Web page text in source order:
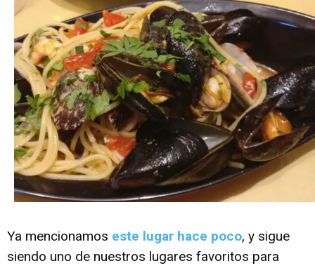
Ya mencionamos este lugar hace poco, y sigue
siendo uno de nuestros lugares favoritos para